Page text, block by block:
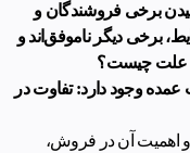
برخی فروشندگان و
برخی دیگر ناموفق‌اند و
علت چیست؟
وجود دارد: تفاوت در
اهمیت آن در فروش،